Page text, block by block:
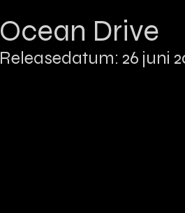
Ocean Drive
Releasedatum: 26 juni